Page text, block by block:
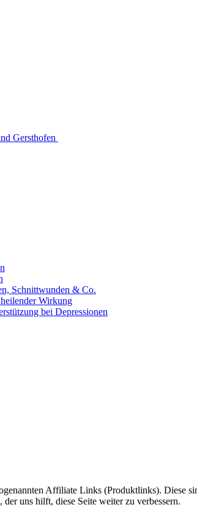
Gersthofen
Schnittwunden & Co.
Wirkung
bei Depressionen
Affiliate Links (Produktlinks).
uns hilft, diese Seite weiter zu verbessern.